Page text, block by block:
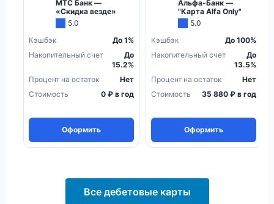
МТС Банк —
«Скидка везде»
5.0
Кэшбэк
До 1%
Накопительный счет
До
15.2%
Процент на остаток
Нет
Стоимость
0 ₽ в год
Оформить
Альфа-Банк —
"Карта Alfa Only"
5.0
Кэшбэк
До 100%
Накопительный счет
До
13.5%
Процент на остаток
Нет
Стоимость
35 880 ₽ в год
Оформить
Все дебетовые карты